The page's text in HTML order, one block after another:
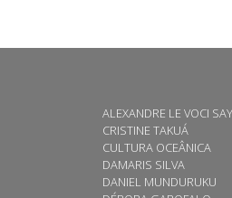
ALEXANDRE LE VOCI
CRISTINE TAKUÁ
CULTURA OCEÂNICA
DAMARIS SILVA
DANIEL MUNDURUKU